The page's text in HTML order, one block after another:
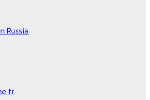
Russia
fr